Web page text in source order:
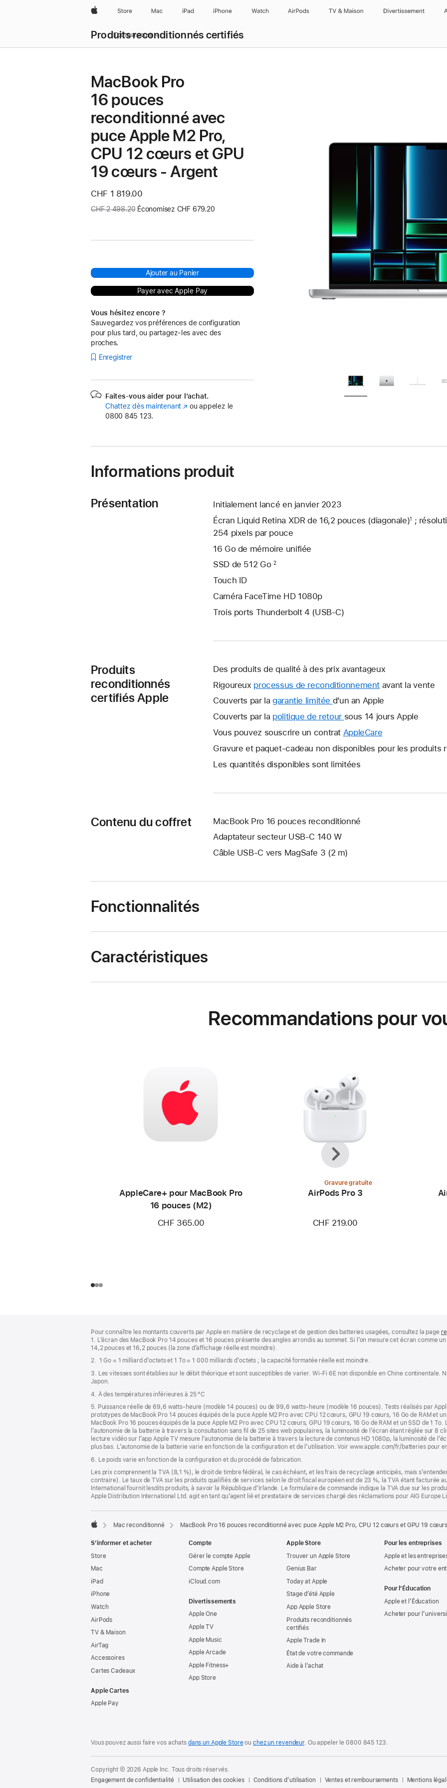
AppleStore Mac iPad iPhone Watch AirPods TV & Maison Divertissements
Produits reconditionnés certifiés
Tout parcourir
MacBook Pro
16 pouces
reconditionné avec
puce Apple M2 Pro,
CPU 12 cœurs et GPU
19 cœurs - Argent
Nouveau
prix
CHF 1 819.00
Ancien
CHF 2 498.20 Économisez CHF 679.20
Ajouter au Panier
Payer avec Apple Pay
Vous hésitez encore ?
Sauvegardez vos préférences de configuration
pour plus tard, ou partagez-les avec des
proches.
Enregistrer
Faites-vous aider pour l’achat.
Chattez dès maintenant (s’ouvre
fenêtre)
ou appelez le
0800 845 123.
Informations produit
Présentation
Initialement lancé en janvier 2023
Écran Liquid Retina XDR de 16,2 pouces (diagonale)1 ;
254 pixels par pouce
16 Go de mémoire unifiée
SSD de 512 Go 2
Touch ID
Caméra FaceTime HD 1080p
Trois ports Thunderbolt 4 (USB-C)
Produits
reconditionnés
certifiés Apple
Des produits de qualité à des prix avantageux
Rigoureux processus de reconditionnement avant la vente
Couverts par la garantie limitée Une
nouvelle
s’ouvre.
d’un an Apple
Couverts par la politique de retour Une
nouvelle
s’ouvre.
sous 14 jours Apple
Vous pouvez souscrire un contrat AppleCare
nouvelle
Gravure et paquet-cadeau non disponibles pour les produits
Les quantités disponibles sont limitées
Contenu du coffret
MacBook Pro 16 pouces reconditionné
Adaptateur secteur USB-C 140 W
Câble USB-C vers MagSafe 3 (2 m)
Fonctionnalités
Caractéristiques
Recommandations pour
AppleCare+ pour MacBook Pro
16 pouces (M2)
CHF 365.00
Gravure gratuite
AirPods Pro 3
CHF 219.00
Précédent
Suivant
de
page
de
bas
de
page
Pour connaître les montants couverts par Apple en matière de recyclage et de gestion des batteries usagées, consultez la page
1. L’écran des MacBook Pro 14 pouces et 16 pouces présente des angles arrondis au sommet. Si l’on mesure cet écran comme
14,2 pouces et 16,2 pouces (la zone d’affichage réelle est moindre).
2. 1 Go = 1 milliard d’octets et 1 To = 1 000 milliards d’octets ; la capacité formatée réelle est moindre.
3. Les vitesses sont établies sur le débit théorique et sont susceptibles de varier. Wi‑Fi 6E non disponible en Chine continentale.
Japon.
4. À des températures inférieures à 25 °C
5. Puissance réelle de 69,6 watts-heure (modèle 14 pouces) ou de 99,6 watts-heure (modèle 16 pouces). Tests réalisés par
prototypes de MacBook Pro 14 pouces équipés de la puce Apple M2 Pro avec CPU 12 cœurs, GPU 19 cœurs, 16 Go de RAM et
MacBook Pro 16 pouces équipés de la puce Apple M2 Pro avec CPU 12 cœurs, GPU 19 cœurs, 16 Go de RAM et un SSD de 1
l’autonomie de la batterie à travers la consultation sans fil de 25 sites web populaires, la luminosité de l’écran étant réglée sur 8
lecture vidéo sur l’app Apple TV mesure l’autonomie de la batterie à travers la lecture de contenus HD 1080p, la luminosité de
plus bas. L’autonomie de la batterie varie en fonction de la configuration et de l’utilisation. Voir www.apple.com/fr/batteries pour
6. Le poids varie en fonction de la configuration et du procédé de fabrication.
Les prix comprennent la TVA (8,1 %), le droit de timbre fédéral, le cas échéant, et les frais de recyclage anticipés, mais
contraire). Le taux de TVA sur les produits qualifiés de services selon le droit fiscal européen est de 23 %, la TVA étant facturée
International fournit lesdits produits, à savoir la République d’Irlande. Le formulaire de commande indique la TVA due sur les
Apple Distribution International Ltd. agit en tant qu’agent lié et prestataire de services chargé des réclamations pour AIG Europe
Mac reconditionné MacBook Pro 16 pouces reconditionné avec puce Apple M2 Pro, CPU 12 cœurs et GPU 19
S’informer et acheter
Store
Mac
iPad
iPhone
Watch
AirPods
TV & Maison
AirTag
Accessoires
Cartes Cadeaux
Apple Cartes
Apple Pay
Compte
Gérer le compte Apple
Compte Apple Store
iCloud.com
Divertissements
Apple One
Apple TV
Apple Music
Apple Arcade
Apple Fitness+
App Store
Apple Store
Trouver un Apple Store
Genius Bar
Today at Apple
Stage d’été Apple
App Apple Store
Produits reconditionnés
certifiés
Apple Trade In
État de votre commande
Aide à l’achat
Pour les entreprises
Apple et les
Acheter pour votre
Pour l’Éducation
Apple et l’Éducation
Acheter pour
Vous pouvez aussi faire vos achats dans un Apple Storeouchez un revendeur. Ouappeler le0800 845 123.
Copyright © 2026 Apple Inc. Tous droits réservés.
Engagement de confidentialité
Utilisation des cookies Conditions d’utilisation Ventes et remboursements Mentions